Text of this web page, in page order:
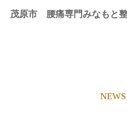
茂原市 腰痛専門みなもと
NEWS